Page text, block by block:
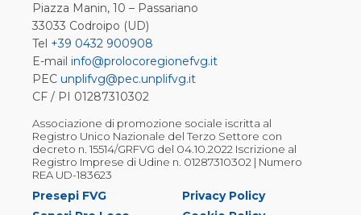
Piazza Manin, 10 – Passariano
33033 Codroipo (UD)
Tel +39 0432 900908
E-mail info@prolocoregionefvg.it
PEC unplifvg@pec.unplifvg.it
CF / PI 01287310302
Associazione di promozione sociale iscritta al
Registro Unico Nazionale del Terzo Settore con
decreto n. 15514/GRFVG del 04.10.2022 Iscrizione al
Registro Imprese di Udine n. 01287310302 | Numero
REA UD-183623
Presepi FVG
Privacy Policy